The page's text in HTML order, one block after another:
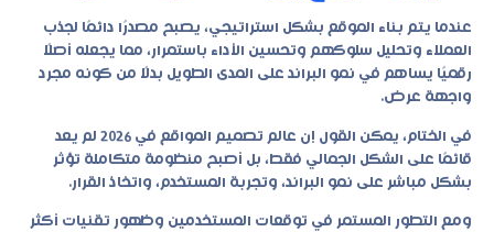
عندما يتم بناء الموقع بشكل استراتيجي، يصبح مصدرًا دائمًا لجذب
العملاء وتحليل سلوكهم وتحسين الأداء باستمرار، مما يجعله أصلًا
رقميًا يساهم في نمو البراند على المدى الطويل بدلًا من كونه مجرد
واجهة عرض.
في الختام، يمكن القول إن عالم تصميم المواقع في 2026 لم يعد
قائمًا على الشكل الجمالي فقط، بل أصبح منظومة متكاملة تؤثر
بشكل مباشر على نمو البراند، وتجربة المستخدم، واتخاذ القرار.
ومع التطور المستمر في توقعات المستخدمين وظهور تقنيات أكثر